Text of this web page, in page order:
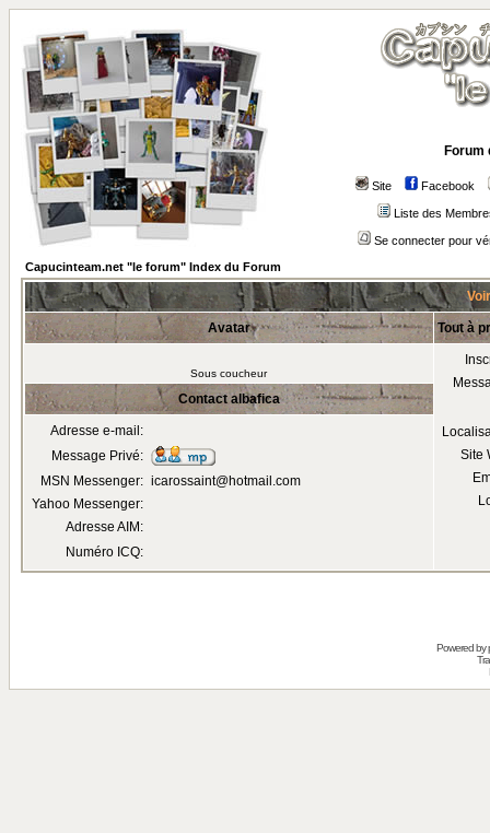
Forum
Site Facebook
Liste des
Se connecter pour
Capucinteam.net "le forum" Index du Forum
Avatar Tout à
Sous coucheur
Site
Contact albafica
Adresse e-mail:
Message Privé:
MSN Messenger: icarossaint@hotmail.com
Yahoo Messenger:
Adresse AIM:
Numéro ICQ:
Powered by